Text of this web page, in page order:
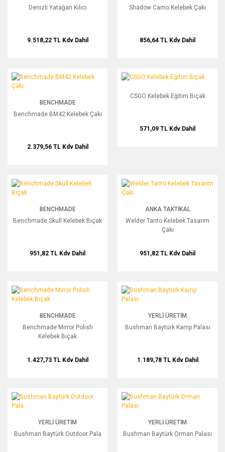
Denizli Yatağan Kılıcı
9.518,22 TL Kdv Dahil
Shadow Camo Kelebek Çakı
856,64 TL Kdv Dahil
Benchmade BM42 Kelebek Çakı
BENCHMADE
Benchmade BM42 Kelebek Çakı
2.379,56 TL Kdv Dahil
CSGO Kelebek Eğitim Bıçak
CSGO Kelebek Eğitim Bıçak
571,09 TL Kdv Dahil
Benchmade Skull Kelebek Bıçak
BENCHMADE
Benchmade Skull Kelebek Bıçak
951,82 TL Kdv Dahil
Welder Tanto Kelebek Tasarım Çakı
ANKA TAKTIKAL
Welder Tanto Kelebek Tasarım
Çakı
951,82 TL Kdv Dahil
Benchmade Mirror Polish Kelebek Bıçak
BENCHMADE
Benchmade Mirror Polish
Kelebek Bıçak
1.427,73 TL Kdv Dahil
Bushman Baytürk Kamp Palası
YERLI ÜRETIM
Bushman Baytürk Kamp Palası
1.189,78 TL Kdv Dahil
Bushman Baytürk Outdoor Pala
YERLI ÜRETIM
Bushman Baytürk Outdoor Pala
Bushman Baytürk Orman Palası
YERLI ÜRETIM
Bushman Baytürk Orman Palası